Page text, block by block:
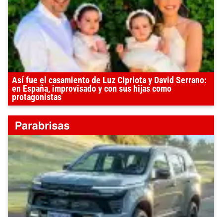
Así fue el casamiento de Luz Cipriota y David Serrano:
en España, improvisado y con sus hijas como
protagonistas